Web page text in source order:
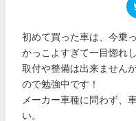
初めて買った車は、今乗
かっこよすぎて一目惚れ
取付や整備は出来ません
ので勉強中です！
メーカー車種に問わず、
い。